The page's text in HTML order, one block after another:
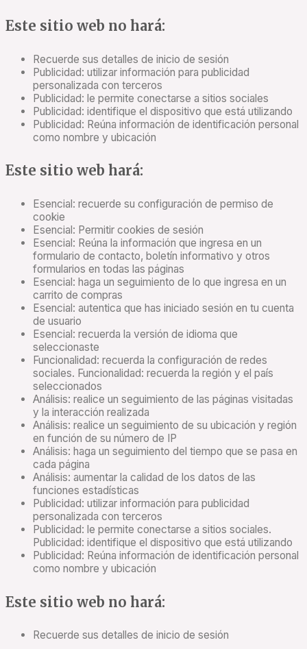
Este sitio web no hará:
Recuerde sus detalles de inicio de sesión
Publicidad: utilizar información para publicidad
personalizada con terceros
Publicidad: le permite conectarse a sitios sociales
Publicidad: identifique el dispositivo que está utilizando
Publicidad: Reúna información de identificación personal
como nombre y ubicación
Este sitio web hará:
Esencial: recuerde su configuración de permiso de
cookie
Esencial: Permitir cookies de sesión
Esencial: Reúna la información que ingresa en un
formulario de contacto, boletín informativo y otros
formularios en todas las páginas
Esencial: haga un seguimiento de lo que ingresa en un
carrito de compras
Esencial: autentica que has iniciado sesión en tu cuenta
de usuario
Esencial: recuerda la versión de idioma que
seleccionaste
Funcionalidad: recuerda la configuración de redes
sociales. Funcionalidad: recuerda la región y el país
seleccionados
Análisis: realice un seguimiento de las páginas visitadas
y la interacción realizada
Análisis: realice un seguimiento de su ubicación y región
en función de su número de IP
Análisis: haga un seguimiento del tiempo que se pasa en
cada página
Análisis: aumentar la calidad de los datos de las
funciones estadísticas
Publicidad: utilizar información para publicidad
personalizada con terceros
Publicidad: le permite conectarse a sitios sociales.
Publicidad: identifique el dispositivo que está utilizando
Publicidad: Reúna información de identificación personal
como nombre y ubicación
Este sitio web no hará:
Recuerde sus detalles de inicio de sesión